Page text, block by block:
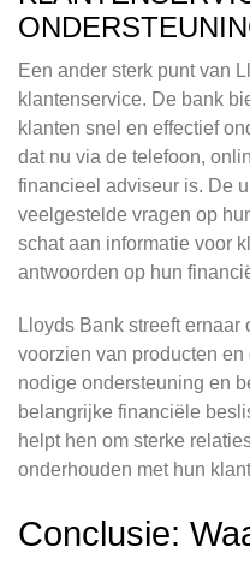
Een ander sterk punt van
klantenservice. De bank
klanten snel en effectief
dat nu via de telefoon,
financieel adviseur is. De
veelgestelde vragen op
schat aan informatie voor
antwoorden op hun
Lloyds Bank streeft
voorzien van producten
nodige ondersteuning en
belangrijke financiële
helpt hen om sterke
onderhouden met hun
Conclusie: